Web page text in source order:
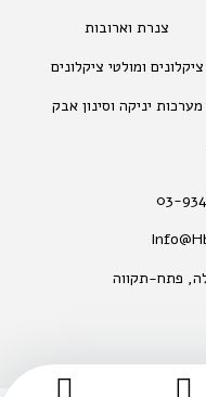
צנרת וארובות
ציקלונים ומולטי ציקלונים
מערכות יניקה וסינון אבק